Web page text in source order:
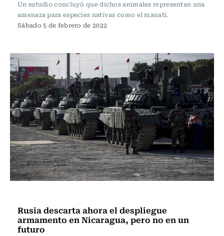
Un estudio concluyó que dichos animales representan una
amenaza para especies nativas como el manatí.
Sábado 5 de febrero de 2022
Rusia descarta ahora el despliegue
armamento en Nicaragua, pero no en un
futuro